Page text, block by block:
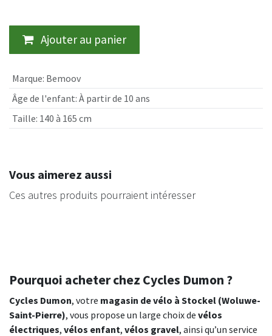
Ajouter au panier
Marque: Bemoov
Âge de l'enfant: À partir de 10 ans
Taille: 140 à 165 cm
Vous aimerez aussi
Ces autres produits pourraient intéresser
Pourquoi acheter chez Cycles Dumon ?
Cycles Dumon, votre magasin de vélo à Stockel (Woluwe-
Saint-Pierre), vous propose un large choix de vélos
électriques, vélos enfant, vélos gravel, ainsi qu’un service